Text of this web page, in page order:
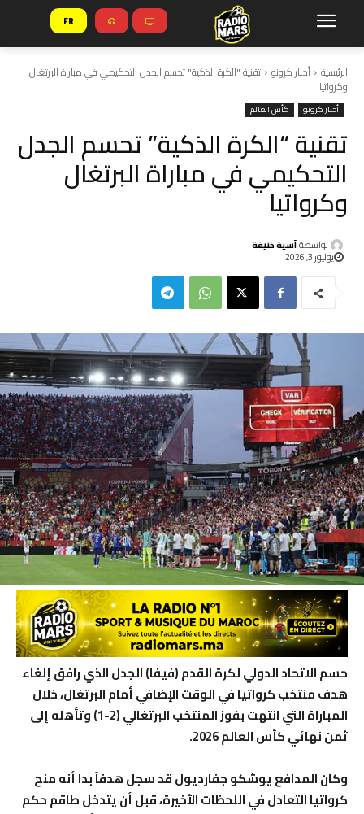
FR
الرئيسية أخبار كرونو تقنية "الكرة الذكية" تحسم الجدل التحكيمي في مباراة البرتغال
وكرواتيا
أخبار كرونو كأس العالم
تقنية “الكرة الذكية” تحسم الجدل
التحكيمي في مباراة البرتغال
وكرواتيا
بواسطةآسية خنيفة
يوليوز 3, 2026
حسم الاتحاد الدولي لكرة القدم (فيفا) الجدل الذي رافق إلغاء
هدف منتخب كرواتيا في الوقت الإضافي أمام البرتغال، خلال
المباراة التي انتهت بفوز المنتخب البرتغالي (2-1) وتأهله إلى
ثمن نهائي كأس العالم 2026.
وكان المدافع يوشكو جفارديول قد سجل هدفاً بدا أنه منح
كرواتيا التعادل في اللحظات الأخيرة، قبل أن يتدخل طاقم حكم